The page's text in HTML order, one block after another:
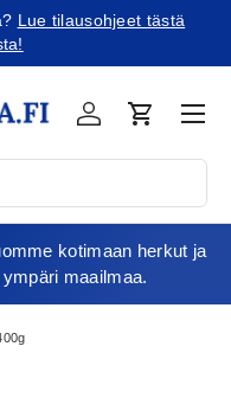
Lue tilausohjeet tästä
KirjauduOstoskori
kotimaan herkut ja
maailmaa.